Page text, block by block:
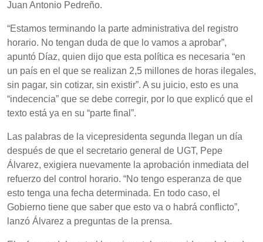
Juan Antonio Pedreño.
“Estamos terminando la parte administrativa del registro
horario. No tengan duda de que lo vamos a aprobar”,
apuntó Díaz, quien dijo que esta política es necesaria “en
un país en el que se realizan 2,5 millones de horas ilegales,
sin pagar, sin cotizar, sin existir”. A su juicio, esto es una
“indecencia” que se debe corregir, por lo que explicó que el
texto está ya en su “parte final”.
Las palabras de la vicepresidenta segunda llegan un día
después de que el secretario general de UGT, Pepe
Álvarez, exigiera nuevamente la aprobación inmediata del
refuerzo del control horario. “No tengo esperanza de que
esto tenga una fecha determinada. En todo caso, el
Gobierno tiene que saber que esto va o habrá conflicto”,
lanzó Álvarez a preguntas de la prensa.